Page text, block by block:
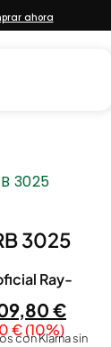
ahora
3025
3025
Ray-
€
€(10%)
con Klarna sin